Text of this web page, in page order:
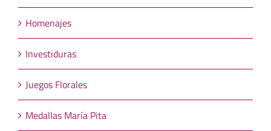
Homenajes
Investiduras
Juegos Florales
Medallas María Pita